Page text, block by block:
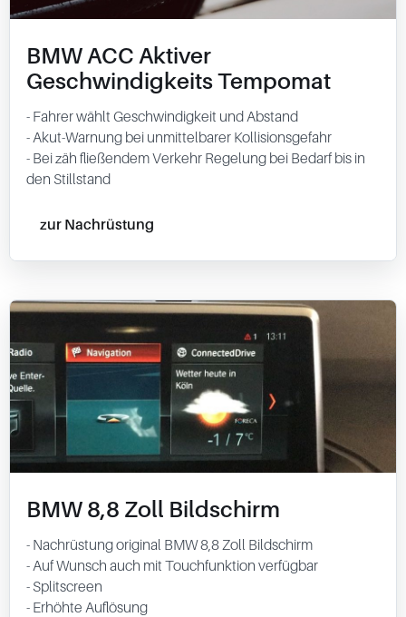
BMW ACC Aktiver
Geschwindigkeits Tempomat
- Fahrer wählt Geschwindigkeit und Abstand
- Akut-Warnung bei unmittelbarer Kollisionsgefahr
- Bei zäh fließendem Verkehr Regelung bei Bedarf bis in
den Stillstand
zur Nachrüstung
BMW 8,8 Zoll Bildschirm
- Nachrüstung original BMW 8,8 Zoll Bildschirm
- Auf Wunsch auch mit Touchfunktion verfügbar
- Splitscreen
- Erhöhte Auflösung